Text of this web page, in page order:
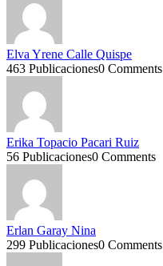
Elva Yrene Calle Quispe
463 Publicaciones0 Comments
Erika Topacio Pacari Ruiz
56 Publicaciones0 Comments
Erlan Garay Nina
299 Publicaciones0 Comments